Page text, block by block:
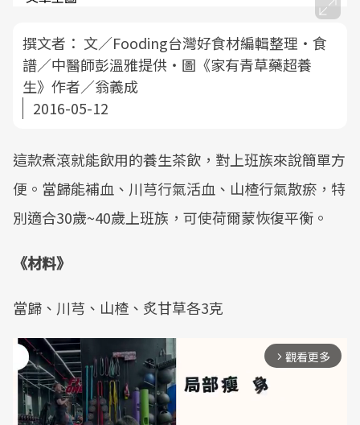
撰文者： 文／Fooding台灣好食材編輯整理‧食
譜／中醫師彭溫雅提供‧圖《家有青草藥超養
生》作者／翁義成
2016-05-12
這款煮滾就能飲用的養生茶飲，對上班族來說簡單方
便。當歸能補血、川芎行氣活血、山楂行氣散瘀，特
別適合30歲~40歲上班族，可使荷爾蒙恢復平衡。
《材料》
當歸、川芎、山楂、炙甘草各3克
arrow_forward_ios 觀看更多